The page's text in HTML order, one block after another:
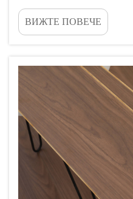
оперативната цялост и защитата
повреди, причинени от
ВИЖТЕ ПОВЕЧЕ